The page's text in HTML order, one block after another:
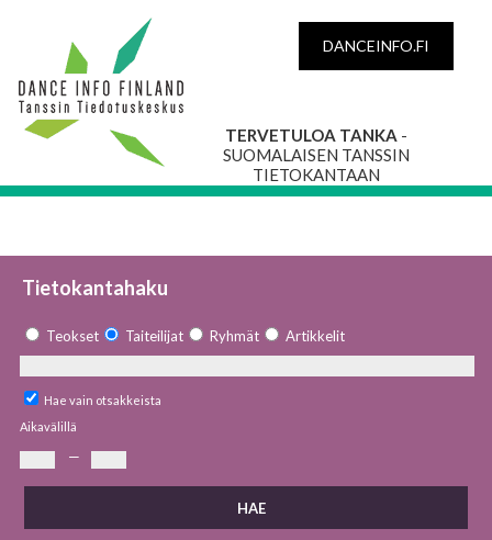
DANCEINFO.FI
TERVETULOA TANKA -
SUOMALAISEN TANSSIN
TIETOKANTAAN
Tietokantahaku
Teokset Taiteilijat Ryhmät Artikkelit
Hae vain otsakkeista
Aikavälillä
—